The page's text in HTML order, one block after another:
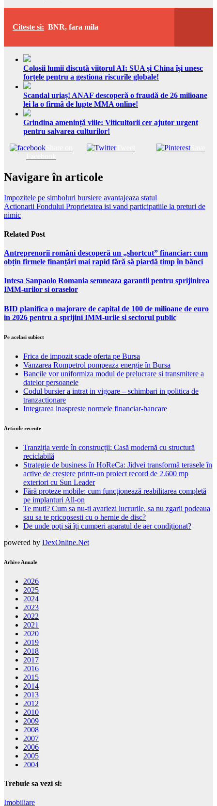
Citeste si: BNR, fara mila
Colosii lumii discută viitorul AI: SUA și China își unesc
forțele pentru a gestiona riscurile globale!
Scandal uriaș! ANAF descoperă o fraudă de 26 milioane
lei la o firmă de lupte MMA online!
Grindina amenință viile: Viticultorii cer ajutor urgent
pentru salvarea culturilor!
Tweet Save
Navigare în articole
Impozitele pe simboluri bursiere avantajeaza statul
Actionarii Fondului Proprietatea isi vand participatiile la preturi de
nimic
Related Post
Antreprenorii români descoperă un „shortcut” financiar: cum
obțin firmele finanțări mai rapid fără să piardă timp în bănci
Intesa Sanpaolo Romania semneaza garantii pentru sprijinirea
IMM-urilor si oraselor
BID planifica o majorare de capital de 100 de milioane de euro
in 2026 pentru a sprijini IMM-urile si sectorul public
Pe acelasi subiect
Frica de impozit scade oferta pe Bursa
Vanzarea Rompetrol pompeaza energie în Bursa
Bancile vor uniformiza modul de prelucrare si transmitere a
datelor persoanele
Codul bursier a intrat in vigoare – schimbari in politica de
tranzactionare
Integrarea inaspreste normele financiar-bancare
Articole recente
Tranziția verde în construcții: Casă modernă cu structură
reciclabilă
Strategie de business în HoReCa: Jidvei transformă terasele în
active de creștere printr-un proiect record de 2.600 mp
exteriori cu Sun Leader
Fără proteze mobile: cum funcționează reabilitarea completă
pe implanturi All-on
Te muti? Cum sa nu-ti avariezi lucrurile, sa nu zgarii podeaua
sau sa te pricopsesti cu o hernie de disc?
De unde poți să îți cumperi aparatul de aer condiționat?
powered by DexOnline.Net
Arhive Anuale
2026
2025
2024
2023
2022
2021
2020
2019
2018
2017
2016
2015
2014
2013
2012
2010
2009
2008
2007
2006
2005
2004
Trebuie sa vezi si:
Imobiliare